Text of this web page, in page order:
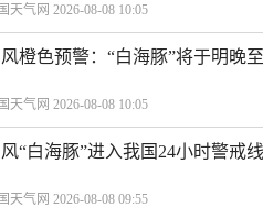
天气网 2026-08-08 10:05
橙色预警：“白海豚”将于明晚
天气网 2026-08-08 10:05
“白海豚”进入我国24小时警戒
天气网 2026-08-08 09:55